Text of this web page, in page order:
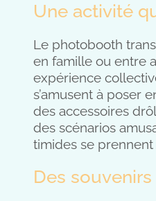
Une activité
Le photobooth
en famille ou entre
expérience
s’amusent à poser
des accessoires
des scénarios
timides se
Des